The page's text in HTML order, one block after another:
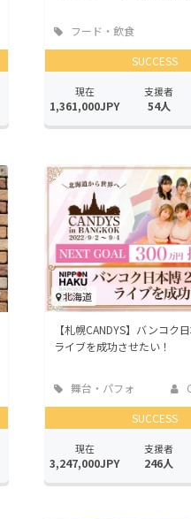
フード・飲食
店
SUCCESS
現在
1,361,000JPY
支援者
54人
北海道
【札幌CANDYS】バンコク
ライブを成功させたい！
舞台・パフォ
ーマンス
SUCCESS
現在
3,247,000JPY
支援者
246人